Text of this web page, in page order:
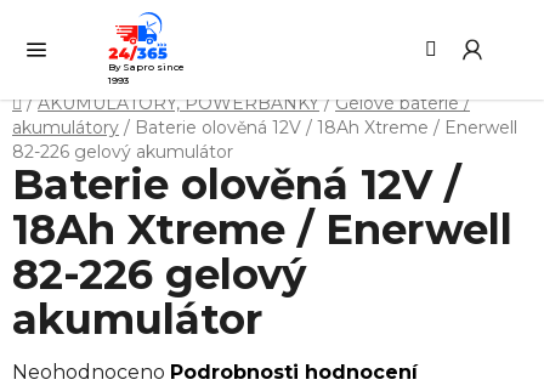
obsah
By Sapro since
1993
Domů
/ AKUMULÁTORY, POWERBANKY / Gelové baterie /
akumulátory / Baterie olověná 12V / 18Ah Xtreme / Enerwell
82-226 gelový akumulátor
Baterie olověná 12V /
18Ah Xtreme / Enerwell
82-226 gelový
akumulátor
Průměrné
Neohodnoceno Podrobnosti hodnocení